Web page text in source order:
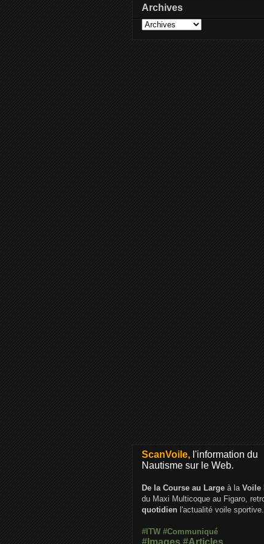
Archives
ScanVoile, l'information du
Nautisme sur le Web.
De la Course au Large à la Voile
du Maxi Multicoque au Figaro,
quotidien l'actualité voile sportive.
#ITW #Communiqué
#Images #Articles